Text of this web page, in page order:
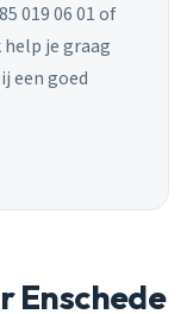
019 06 01 of
je graag
een goed
Enschede